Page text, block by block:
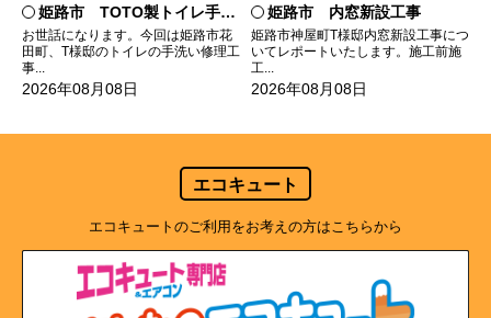
姫路市 TOTO製トイレ手洗いの水漏れ修理
お世話になります。今回は姫路市花
田町、T様邸のトイレの手洗い修理工
事...
2026年08月08日
姫路市 内窓新設工事
姫路市神屋町T様邸内窓新設工事につ
いてレポートいたします。施工前施
工...
2026年08月08日
エコキュート
エコキュートのご利用をお考えの方はこちらから